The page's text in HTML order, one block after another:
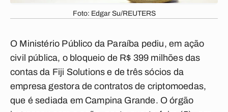
Foto: Edgar Su/REUTERS
O Ministério Público da Paraíba pediu, em ação
civil pública, o bloqueio de R$ 399 milhões das
contas da Fiji Solutions e de três sócios da
empresa gestora de contratos de criptomoedas,
que é sediada em Campina Grande. O órgão